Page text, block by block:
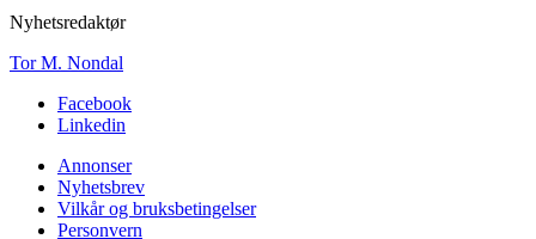
Nyhetsredaktør
Tor M. Nondal
Facebook
Linkedin
Annonser
Nyhetsbrev
Vilkår og bruksbetingelser
Personvern